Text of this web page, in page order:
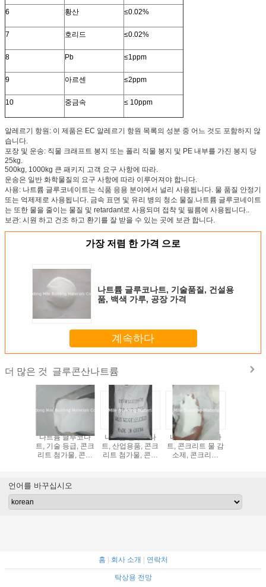
6 황산 ≤0.02%
7 호리드 ≤0.02%
8 Pb ≤1ppm
9 아르센 ≤2ppm
10 중금속 ≤ 10ppm
알레르기 항원: 이 제품은 EC 알레르기 항원 목록의 성분 중 어느 것도 포함하지 않
습니다.
포장 및 운송: 직물 크래프트 봉지 또는 폴리 직물 봉지 및 PE 내부를 가진 봉지 당
25kg.
500kg, 1000kg 큰 패키지 고객 요구 사항에 따라.
운송은 일반 화학물질의 요구 사항에 따라 이루어져야 합니다.
사용: 나트륨 글루코네이트는 식품 응용 분야에서 널리 사용됩니다. 물 품질 안정기
또는 억제제로 사용됩니다. 금속 표면 및 유리 병의 청소 물질.나트륨 글루코네이트
는 또한 물을 줄이는 물질 및 retardant로 사용되며 접착 및 필름에 사용됩니다..
보관: 시원 하고 건조 하고 환기를 잘 받을 수 있는 곳에 보관 합니다.
가장 저렴 한 가격 으로
나트륨 글루코나트, 기술품질, 건설용
품, 백색 가루, 공장 가격
계속하다
더 많은 것 글루콘산나트륨
나트륨 글루코나
트, 기술 등급, 콘크
리트 첨가물, 콘크
가격
나트륨 글루코나
트, 산업용품, 콘크
리트 첨가물, 콘크
나트륨 글루코나
트, 콘크리트 물 감
소제, 콘크리트
언어를 바꾸십시오
홈 회사 소개 연락처
탁상용 전망